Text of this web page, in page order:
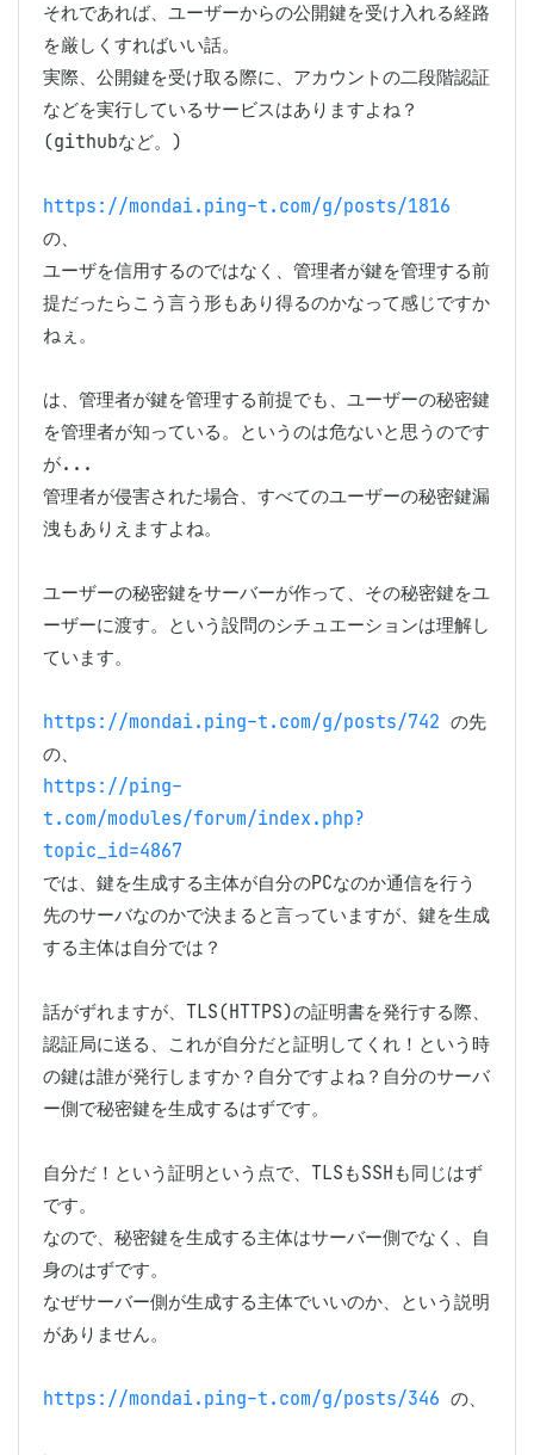
それであれば、ユーザーからの公開鍵を受け入れる経路
を厳しくすればいい話。
実際、公開鍵を受け取る際に、アカウントの二段階認証
などを実行しているサービスはありますよね？
(githubなど。)
https://mondai.ping-t.com/g/posts/1816
の、
ユーザを信用するのではなく、管理者が鍵を管理する前
提だったらこう言う形もあり得るのかなって感じですか
ねぇ。
は、管理者が鍵を管理する前提でも、ユーザーの秘密鍵
を管理者が知っている。というのは危ないと思うのです
が...
管理者が侵害された場合、すべてのユーザーの秘密鍵漏
洩もありえますよね。
ユーザーの秘密鍵をサーバーが作って、その秘密鍵をユ
ーザーに渡す。という設問のシチュエーションは理解し
ています。
https://mondai.ping-t.com/g/posts/742 の先
https://ping-
t.com/modules/forum/index.php?
topic_id=4867
では、鍵を生成する主体が自分のPCなのか通信を行う
先のサーバなのかで決まると言っていますが、鍵を生成
する主体は自分では？
話がずれますが、TLS(HTTPS)の証明書を発行する際、
認証局に送る、これが自分だと証明してくれ！という時
の鍵は誰が発行しますか？自分ですよね？自分のサーバ
ー側で秘密鍵を生成するはずです。
自分だ！という証明という点で、TLSもSSHも同じはず
です。
なので、秘密鍵を生成する主体はサーバー側でなく、自
身のはずです。
なぜサーバー側が生成する主体でいいのか、という説明
がありません。
https://mondai.ping-t.com/g/posts/346 の、